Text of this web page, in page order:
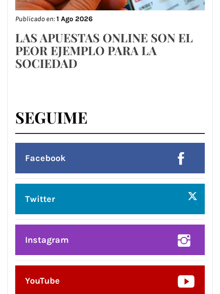
Publicado en:1 Ago 2026
LAS APUESTAS ONLINE SON EL
PEOR EJEMPLO PARA LA
SOCIEDAD
SEGUIME
Facebook
Twitter
Instagram
YouTube